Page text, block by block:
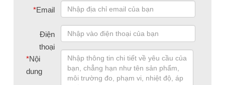
*Email
Điện
thoại
*Nội
dung